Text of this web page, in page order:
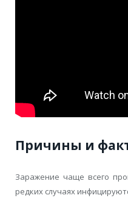
Причины и
Заражение чаще всего
редких случаях